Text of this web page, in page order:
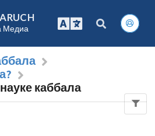
Медиа
каббала